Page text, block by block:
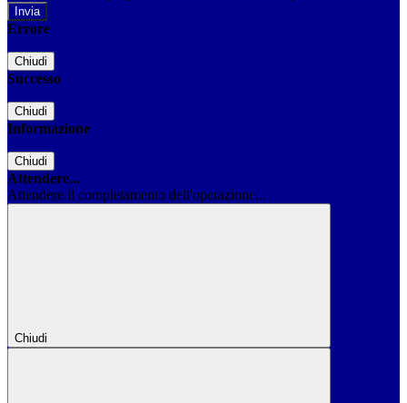
Errore
Chiudi
Successo
Chiudi
Informazione
Chiudi
Attendere...
Attendere il completamento dell'operazione...
Chiudi